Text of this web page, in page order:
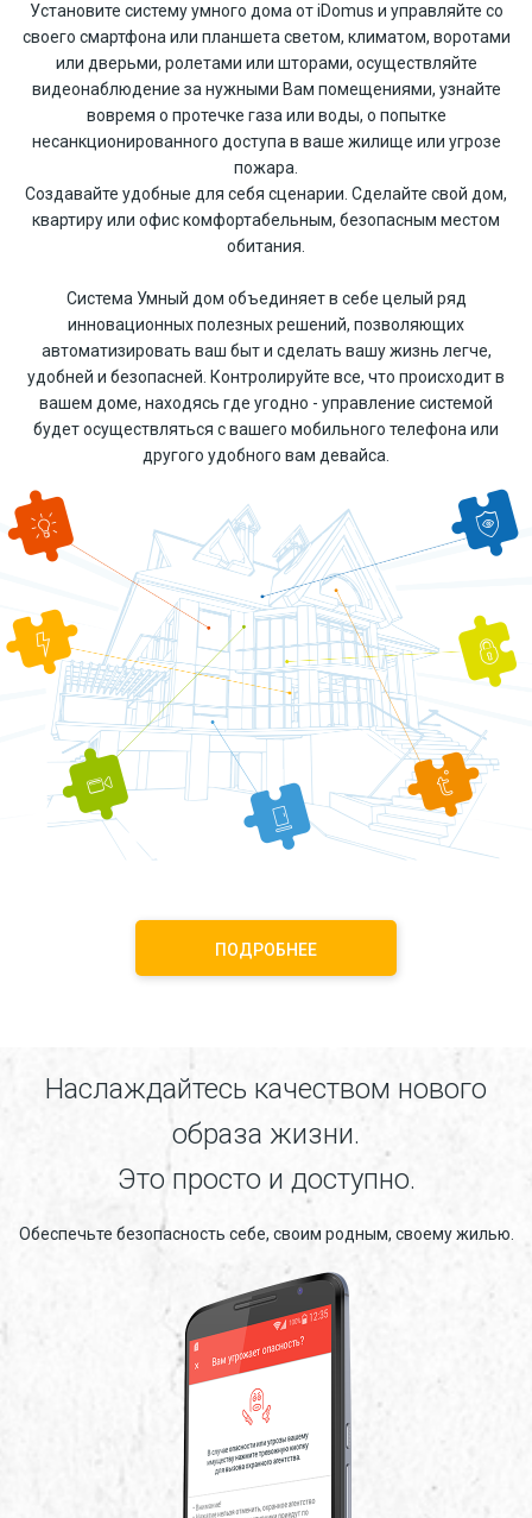
Установите систему умного дома от iDomus и управляйте со
своего смартфона или планшета светом, климатом, воротами
или дверьми, ролетами или шторами, осуществляйте
видеонаблюдение за нужными Вам помещениями, узнайте
вовремя о протечке газа или воды, о попытке
несанкционированного доступа в ваше жилище или угрозе
пожара.
Создавайте удобные для себя сценарии. Сделайте свой дом,
квартиру или офис комфортабельным, безопасным местом
обитания.
Система Умный дом объединяет в себе целый ряд
инновационных полезных решений, позволяющих
автоматизировать ваш быт и сделать вашу жизнь легче,
удобней и безопасней. Контролируйте все, что происходит в
вашем доме, находясь где угодно - управление системой
будет осуществляться с вашего мобильного телефона или
другого удобного вам девайса.
ПОДРОБНЕЕ
Наслаждайтесь качеством нового
образа жизни.
Это просто и доступно.
Обеспечьте безопасность себе, своим родным, своему жилью.